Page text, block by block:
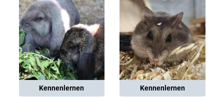
Kennenlernen Kennenlernen